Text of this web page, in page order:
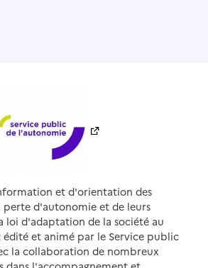
et d'orientation des
perte d'autonomie et de leurs
loi d'adaptation de la société au
édité et animé par le Service public
la collaboration de nombreux